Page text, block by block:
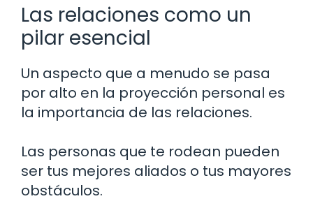
Las relaciones como un
pilar esencial
Un aspecto que a menudo se pasa
por alto en la proyección personal es
la importancia de las relaciones.
Las personas que te rodean pueden
ser tus mejores aliados o tus mayores
obstáculos.